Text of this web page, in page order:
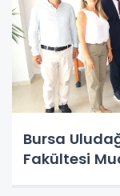
Bursa
Fakültesi